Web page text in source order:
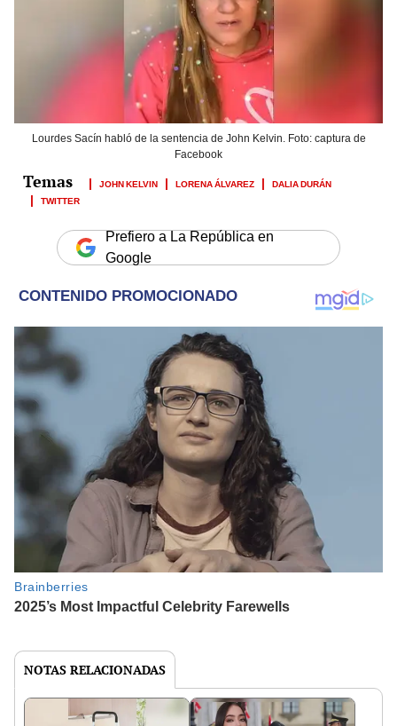
Lourdes Sacín habló de la sentencia de John Kelvin. Foto: captura de
Facebook
JOHN KELVIN LORENA ÁLVAREZ
DALIA DURÁN
TWITTER
Prefiero a La República en
Google
NOTAS RELACIONADAS